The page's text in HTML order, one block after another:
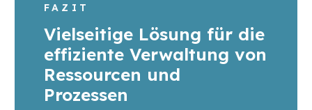
FAZIT
Vielseitige Lösung für die
effiziente Verwaltung von
Ressourcen und
Prozessen